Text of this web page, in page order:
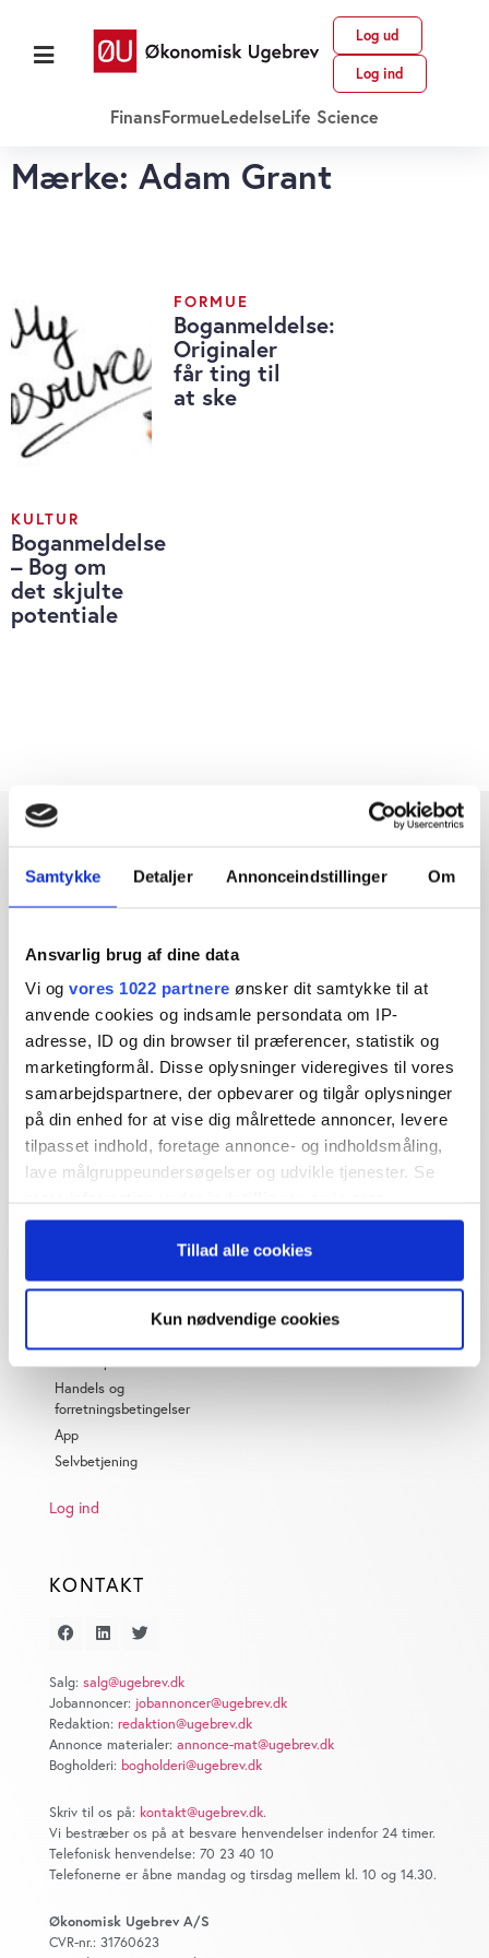
Samtykke Detaljer Annonceindstillinger Om
Ansvarlig brug af dine data
Vi og vores 1022 partnere ønsker dit samtykke til at
anvende cookies og indsamle persondata om IP-
adresse, ID og din browser til præferencer, statistik og
marketingformål. Disse oplysninger videregives til vores
samarbejdspartnere, der opbevarer og tilgår oplysninger
på din enhed for at vise dig målrettede annoncer, levere
tilpasset indhold, foretage annonce- og indholdsmåling,
lave målgruppeundersøgelser og udvikle tjenester. Se
persondatapolitik. Du kan altid trække dit samtykke
tilbage eller ændre indstillinger fra vores
"Cookiedeklaration", eller ved at trykke på "Privacy
Hvis du tillader det, vil vi også gerne:
Indsamle præcise oplysninger om din placering,
der kan være nøjagtig inden for få meter
dens unikke karakteristika (fingerprinting)
din brug af vores website med vores partnere inden for
analysepartnere. Vores partnere kan kombinere disse
data med andre oplysninger, du har givet dem, eller som
de har indsamlet fra din brug af deres tjenester. Du
samtykker til vores cookies, hvis du fortsætter med at
Tillad alle cookies
Kun nødvendige cookies
Log ud
Log ind
FinansFormueLedelseLife Science
Mærke: Adam Grant
KULTUR
Boganmeldelse
– Bog om
det skjulte
potentiale
FORMUE
Boganmeldelse:
Originaler
får ting til
at ske
Dybdegående og original
journalistik siden 1994
Økonomisk Ugebrev har i mere end 25 år leveret indsigtsfuld
og dagsordensættende journalistik og analyser til læserne og
den brede offentlighed.
Vi tager ansvar for vores indhold og er tilmeldt:
Handels og
forretningsbetingelser
App
Selvbetjening
Log ind
KONTAKT
Salg: salg@ugebrev.dk
Jobannoncer: jobannoncer@ugebrev.dk
Redaktion: redaktion@ugebrev.dk
Annonce materialer: annonce-mat@ugebrev.dk
Bogholderi: bogholderi@ugebrev.dk
Skriv til os på: kontakt@ugebrev.dk.
Vi bestræber os på at besvare henvendelser indenfor 24 timer.
Telefonisk henvendelse: 70 23 40 10
Telefonerne er åbne mandag og tirsdag mellem kl. 10 og 14.30.
Økonomisk Ugebrev A/S
CVR-nr.: 31760623